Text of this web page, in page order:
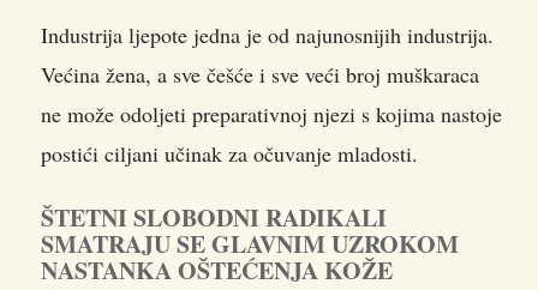
Industrija ljepote jedna je od najunosnijih industrija.
Većina žena, a sve češće i sve veći broj muškaraca
ne može odoljeti preparativnoj njezi s kojima nastoje
postići ciljani učinak za očuvanje mladosti.
ŠTETNI SLOBODNI RADIKALI
SMATRAJU SE GLAVNIM UZROKOM
NASTANKA OŠTEĆENJA KOŽE